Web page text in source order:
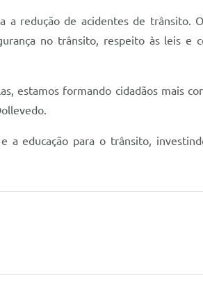
a redução de acidentes de trânsito.
no trânsito, respeito às leis e
estamos formando cidadãos mais
educação para o trânsito,